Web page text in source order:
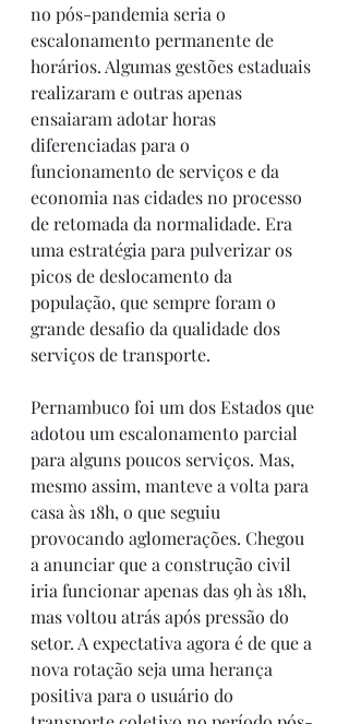
no pós-pandemia seria o
escalonamento permanente de
horários. Algumas gestões estaduais
realizaram e outras apenas
ensaiaram adotar horas
diferenciadas para o
funcionamento de serviços e da
economia nas cidades no processo
de retomada da normalidade. Era
uma estratégia para pulverizar os
picos de deslocamento da
população, que sempre foram o
grande desafio da qualidade dos
serviços de transporte.
Pernambuco foi um dos Estados que
adotou um escalonamento parcial
para alguns poucos serviços. Mas,
mesmo assim, manteve a volta para
casa às 18h, o que seguiu
provocando aglomerações. Chegou
a anunciar que a construção civil
iria funcionar apenas das 9h às 18h,
mas voltou atrás após pressão do
setor. A expectativa agora é de que a
nova rotação seja uma herança
positiva para o usuário do